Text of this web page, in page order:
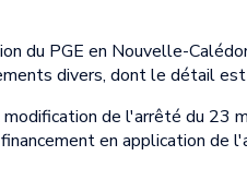
du PGE en Nouvelle-
divers, dont le détail
de l'arrêté du 23
en application de